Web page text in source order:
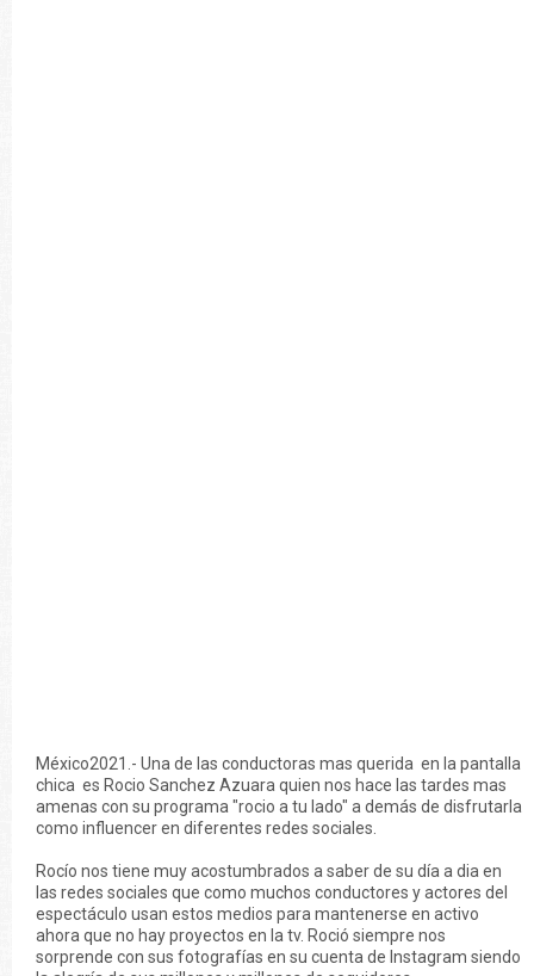
México2021.- Una de las conductoras mas querida en la pantalla
chica es Rocio Sanchez Azuara quien nos hace las tardes mas
amenas con su programa "rocio a tu lado" a demás de disfrutarla
como influencer en diferentes redes sociales.
Rocío nos tiene muy acostumbrados a saber de su día a dia en
las redes sociales que como muchos conductores y actores del
espectáculo usan estos medios para mantenerse en activo
ahora que no hay proyectos en la tv. Roció siempre nos
sorprende con sus fotografías en su cuenta de Instagram siendo